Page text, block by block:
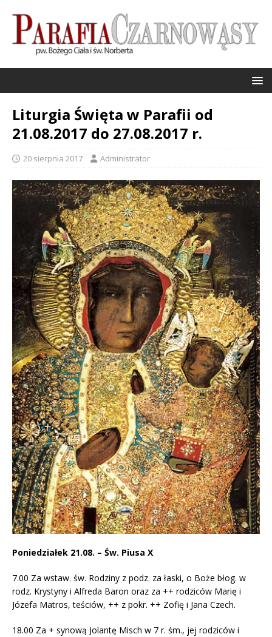
Liturgia Święta w Parafii od
21.08.2017 do 27.08.2017 r.
20 sierpnia 2017 Administrator
Poniedziałek 21.08. – Św. Piusa X
7.00 Za wstaw. św. Rodziny z podz. za łaski, o Boże błog. w
rodz. Krystyny i Alfreda Baron oraz za ++ rodziców Marię i
Józefa Matros, teściów, ++ z pokr. ++ Zofię i Jana Czech.
18.00 Za + synową Jolantę Misch w 7 r. śm., jej rodziców i